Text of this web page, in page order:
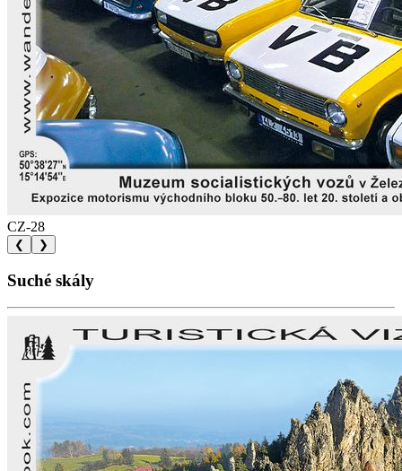
CZ-28
❮ ❯
Suché skály